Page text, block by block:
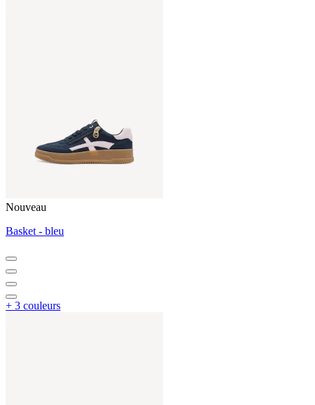
Nouveau
Basket - bleu
+ 3 couleurs